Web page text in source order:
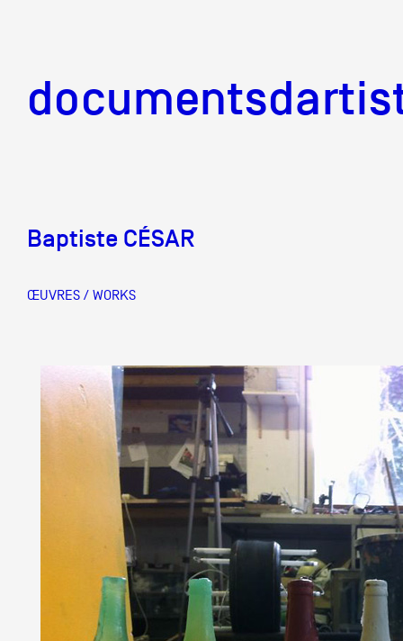
Équipe
Partenaires
Crédits
Actions
Baptiste CÉSAR
ŒUVRES / WORKS